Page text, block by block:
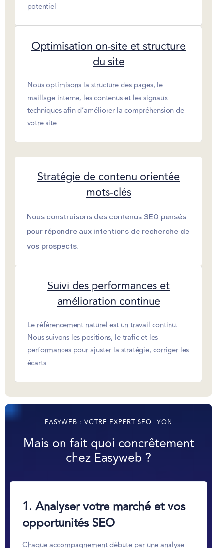
potentiel
Optimisation on-site et structure
du site
Nous optimisons la structure des pages, le
maillage interne, les contenus et les signaux
techniques afin d’améliorer la compréhension de
votre site
Stratégie de contenu orientée
mots-clés
Nous construisons des contenus SEO pensés
pour répondre aux intentions de recherche de
vos prospects.
Suivi des performances et
amélioration continue
Le référencement naturel est un travail continu.
Nous suivons les positions, le trafic et les
performances pour ajuster la stratégie, corriger les
écarts
EASYWEB : VOTRE EXPERT SEO LYON
Mais on fait quoi concrêtement
chez Easyweb ?
1. Analyser votre marché et vos
opportunités SEO
Chaque accompagnement débute par une analyse